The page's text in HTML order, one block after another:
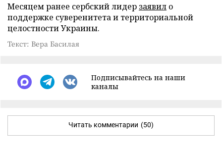
Месяцем ранее сербский лидер заявил о
поддержке суверенитета и территориальной
целостности Украины.
Текст: Вера Басилая
Подписывайтесь на наши
каналы
Читать комментарии (50)